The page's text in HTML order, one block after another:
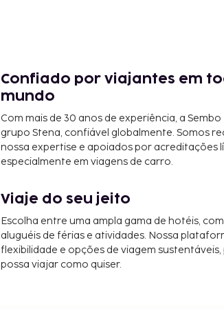
Confiado por viajantes em
mundo
Com mais de 30 anos de experiência, a
grupo Stena, confiável globalmente. Somos
nossa expertise e apoiados por acreditações
especialmente em viagens de carro.
Viaje do seu jeito
Escolha entre uma ampla gama de hotéis,
aluguéis de férias e atividades. Nossa
flexibilidade e opções de viagem
possa viajar como quiser.